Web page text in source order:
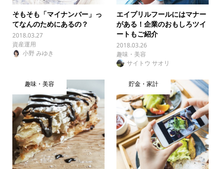
そもそも「マイナンバー」っ
てなんのためにあるの？
2018.03.27
資産運用
小野 みゆき
エイプリルフールにはマナー
がある！企業のおもしろツイ
ートもご紹介
2018.03.26
趣味・美容
サイトウ サオリ
趣味・美容 貯金・家計